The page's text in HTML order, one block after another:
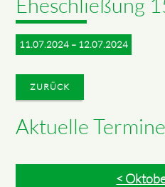
11.07.2024 – 12.07.2024
ZURÜCK
Aktuelle
<